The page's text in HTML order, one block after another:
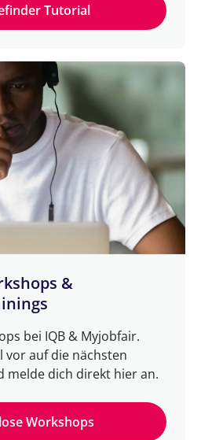
Tutorial
&
bei IQB & Myjobfair.
vor auf die nächsten
melde dich direkt hier an.
Workshops